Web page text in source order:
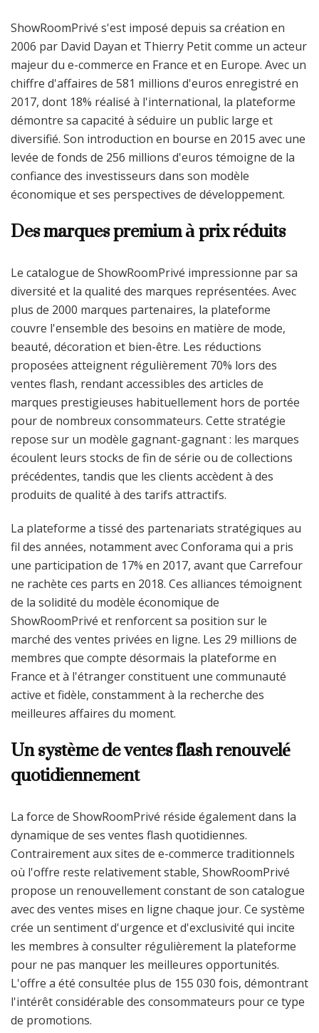
ShowRoomPrivé s'est imposé depuis sa création en
2006 par David Dayan et Thierry Petit comme un acteur
majeur du e-commerce en France et en Europe. Avec un
chiffre d'affaires de 581 millions d'euros enregistré en
2017, dont 18% réalisé à l'international, la plateforme
démontre sa capacité à séduire un public large et
diversifié. Son introduction en bourse en 2015 avec une
levée de fonds de 256 millions d'euros témoigne de la
confiance des investisseurs dans son modèle
économique et ses perspectives de développement.
Des marques premium à prix réduits
Le catalogue de ShowRoomPrivé impressionne par sa
diversité et la qualité des marques représentées. Avec
plus de 2000 marques partenaires, la plateforme
couvre l'ensemble des besoins en matière de mode,
beauté, décoration et bien-être. Les réductions
proposées atteignent régulièrement 70% lors des
ventes flash, rendant accessibles des articles de
marques prestigieuses habituellement hors de portée
pour de nombreux consommateurs. Cette stratégie
repose sur un modèle gagnant-gagnant : les marques
écoulent leurs stocks de fin de série ou de collections
précédentes, tandis que les clients accèdent à des
produits de qualité à des tarifs attractifs.
La plateforme a tissé des partenariats stratégiques au
fil des années, notamment avec Conforama qui a pris
une participation de 17% en 2017, avant que Carrefour
ne rachète ces parts en 2018. Ces alliances témoignent
de la solidité du modèle économique de
ShowRoomPrivé et renforcent sa position sur le
marché des ventes privées en ligne. Les 29 millions de
membres que compte désormais la plateforme en
France et à l'étranger constituent une communauté
active et fidèle, constamment à la recherche des
meilleures affaires du moment.
Un système de ventes flash renouvelé
quotidiennement
La force de ShowRoomPrivé réside également dans la
dynamique de ses ventes flash quotidiennes.
Contrairement aux sites de e-commerce traditionnels
où l'offre reste relativement stable, ShowRoomPrivé
propose un renouvellement constant de son catalogue
avec des ventes mises en ligne chaque jour. Ce système
crée un sentiment d'urgence et d'exclusivité qui incite
les membres à consulter régulièrement la plateforme
pour ne pas manquer les meilleures opportunités.
L'offre a été consultée plus de 155 030 fois, démontrant
l'intérêt considérable des consommateurs pour ce type
de promotions.